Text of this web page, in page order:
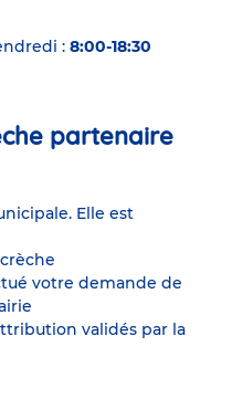
: 8:00-18:30
partenaire
Elle est
votre demande de
validés par la